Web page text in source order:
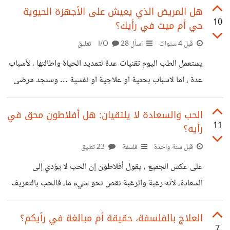
10
هل المريض الذي يعيش على الأجهزة الحيوية
حي أم ميت في رأيك؟
قبل 4 سنوات اسأل I/O28 تعليق
يستعمل الطب اليوم تقنيات عدة لتمديد الحياة واطالتها ، لأسباب
عدة ، اما لاسباب بحثية او علاجية او نفسية ... وسنجد مرضى
كثر موضوعين قيد الأمل على اجهزة حيوية، طمعا في حدوث
شيء ما، ومن المرضى ما يكون في حالة ميؤوس منها، لعامين او
ثلاث او اكثر اما في حالة غيبوبة تامة او موت سريري، لكن
الحالات الميؤوس منها) الذي يعيش على الأجهزة الحيوية حي أم
ميت في رأيك؟
11
الحب والسعادة لا يلتقيان: هل أفلاطون محق في
رأيه؟
قبل سنة واحدة فلسفة
على عكس الجميع ، يقول أفلاطون إن الحب لا يؤدي إلى
السعادة، لأنه رغبة والرغبة نقص نحو شيء ما، فالحب بالتعريف
إذن هو رغبة في ما نفتقده أو ما لسنا عليه أو ما ليس فينا ونريده
بقوة، لكن هنا المشكلة، فإذا كان الحب رغبة، إذن هو فقر وافتقار،
العلاج بالفلسفة، حقيقة أم مبالغة في رأيكم؟